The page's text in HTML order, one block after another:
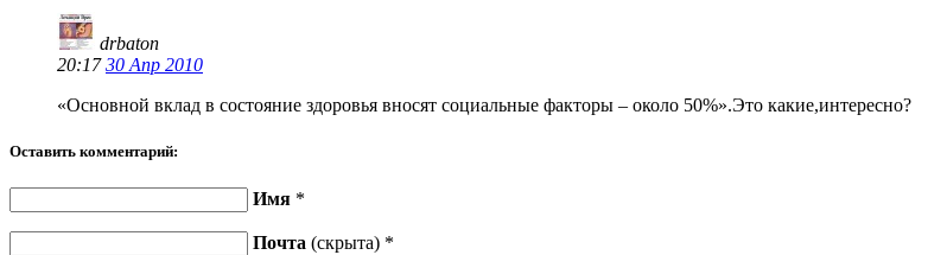
drbaton
20:17 30 Апр 2010
«Основной вклад в состояние здоровья вносят социальные факторы – около 50%».Это какие,интересно?
Оставить комментарий:
Имя *
Почта (скрыта) *